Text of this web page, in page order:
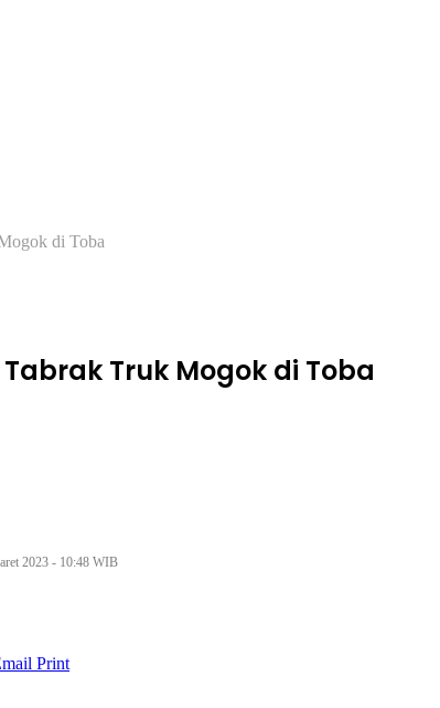
di Toba
Truk Mogok di Toba
2023 - 10:48 WIB
Print